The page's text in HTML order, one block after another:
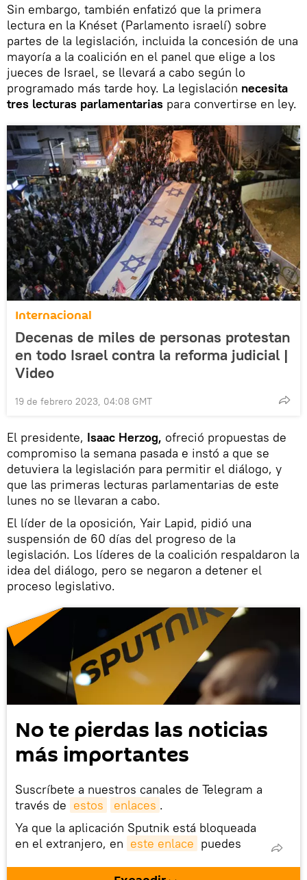
Sin embargo, también enfatizó que la primera
lectura en la Knéset (Parlamento israelí) sobre
partes de la legislación, incluida la concesión de una
mayoría a la coalición en el panel que elige a los
jueces de Israel, se llevará a cabo según lo
programado más tarde hoy. La legislación necesita
tres lecturas parlamentarias para convertirse en ley.
Internacional
Decenas de miles de personas protestan
en todo Israel contra la reforma judicial |
Video
19 de febrero 2023, 04:08 GMT
El presidente, Isaac Herzog, ofreció propuestas de
compromiso la semana pasada e instó a que se
detuviera la legislación para permitir el diálogo, y
que las primeras lecturas parlamentarias de este
lunes no se llevaran a cabo.
El líder de la oposición, Yair Lapid, pidió una
suspensión de 60 días del progreso de la
legislación. Los líderes de la coalición respaldaron la
idea del diálogo, pero se negaron a detener el
proceso legislativo.
No te pierdas las noticias
más importantes
Suscríbete a nuestros canales de Telegram a
través de estos enlaces .
Ya que la aplicación Sputnik está bloqueada
en el extranjero, en este enlace puedes
móvil (¡solo para Android!).